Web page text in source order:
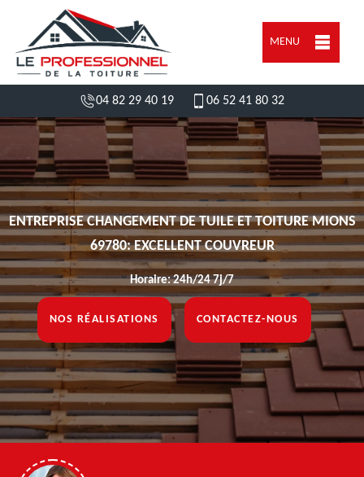
MENU
04 82 29 40 19 06 52 41 80 32
ENTREPRISE CHANGEMENT DE TUILE ET TOITURE MIONS
69780: EXCELLENT COUVREUR
Horaire: 24h/24 7j/7
NOS RÉALISATIONS CONTACTEZ-NOUS